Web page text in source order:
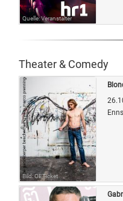
Quelle: Veranstalter
Theater & Comedy
Bild: OETicket